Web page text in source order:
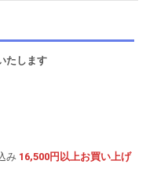
たします
み 16,500円以上お買い上げ